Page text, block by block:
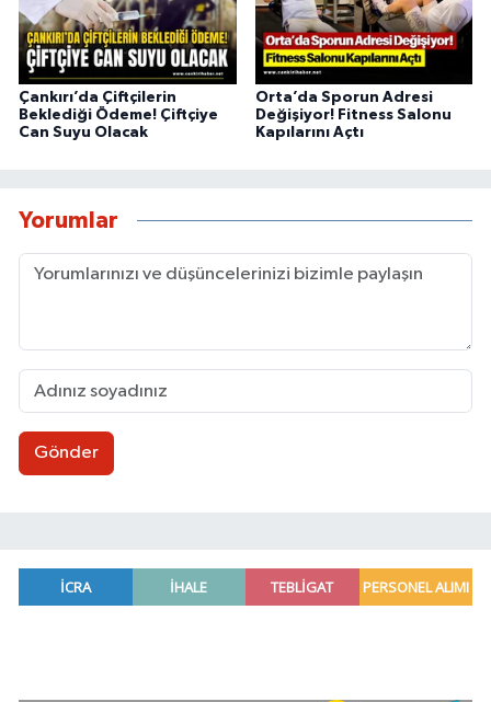
Çankırı’da Çiftçilerin
Beklediği Ödeme! Çiftçiye
Can Suyu Olacak
Orta’da Sporun Adresi
Değişiyor! Fitness Salonu
Kapılarını Açtı
Yorumlar
Gönder